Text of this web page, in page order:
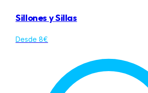
Sillones y Sillas
Desde 8€